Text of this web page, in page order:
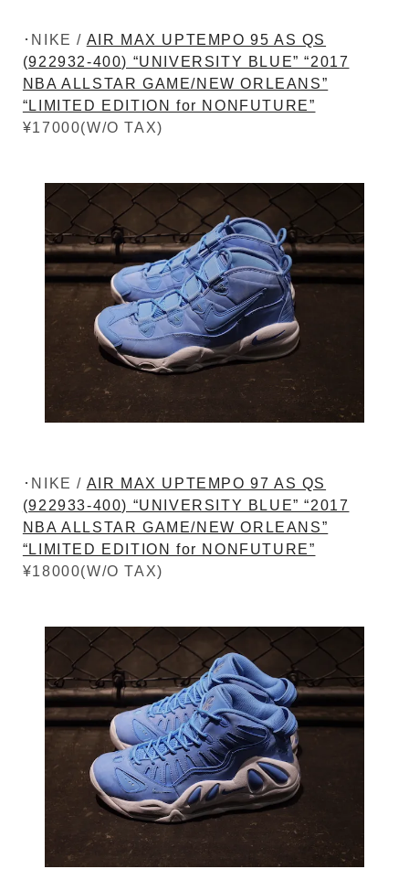
･NIKE / AIR MAX UPTEMPO 95 AS QS
(922932-400) “UNIVERSITY BLUE” “2017
NBA ALLSTAR GAME/NEW ORLEANS”
“LIMITED EDITION for NONFUTURE”
¥17000(W/O TAX)
･NIKE / AIR MAX UPTEMPO 97 AS QS
(922933-400) “UNIVERSITY BLUE” “2017
NBA ALLSTAR GAME/NEW ORLEANS”
“LIMITED EDITION for NONFUTURE”
¥18000(W/O TAX)